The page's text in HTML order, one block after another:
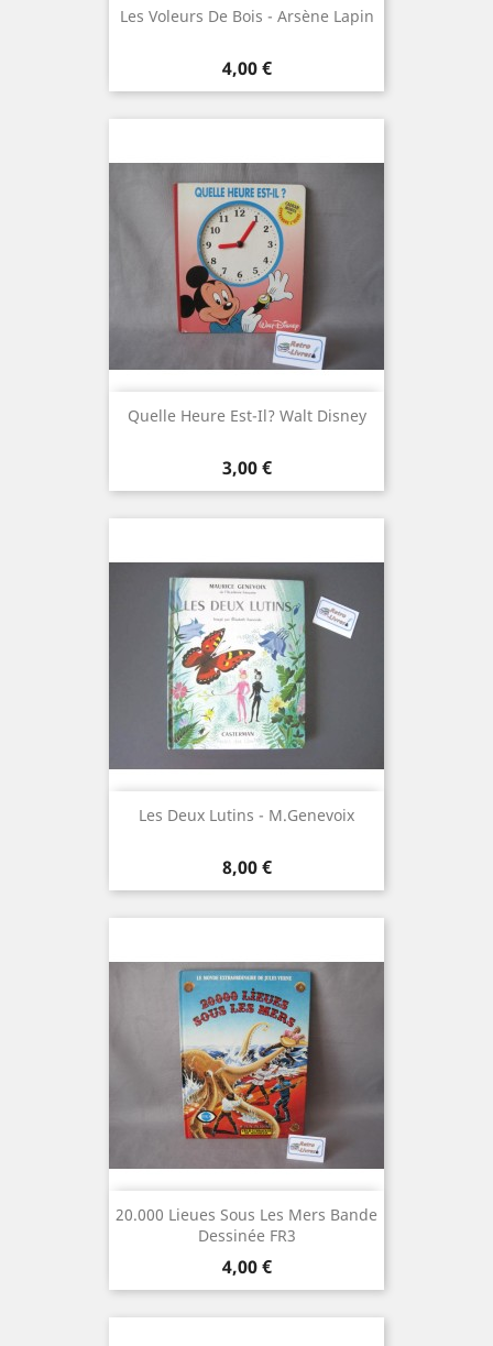
Les Voleurs De Bois - Arsène Lapin
Prix
4,00 €
Quelle Heure Est-Il? Walt Disney
Prix
3,00 €
Les Deux Lutins - M.Genevoix
Prix
8,00 €
20.000 Lieues Sous Les Mers Bande
Dessinée FR3
Prix
4,00 €